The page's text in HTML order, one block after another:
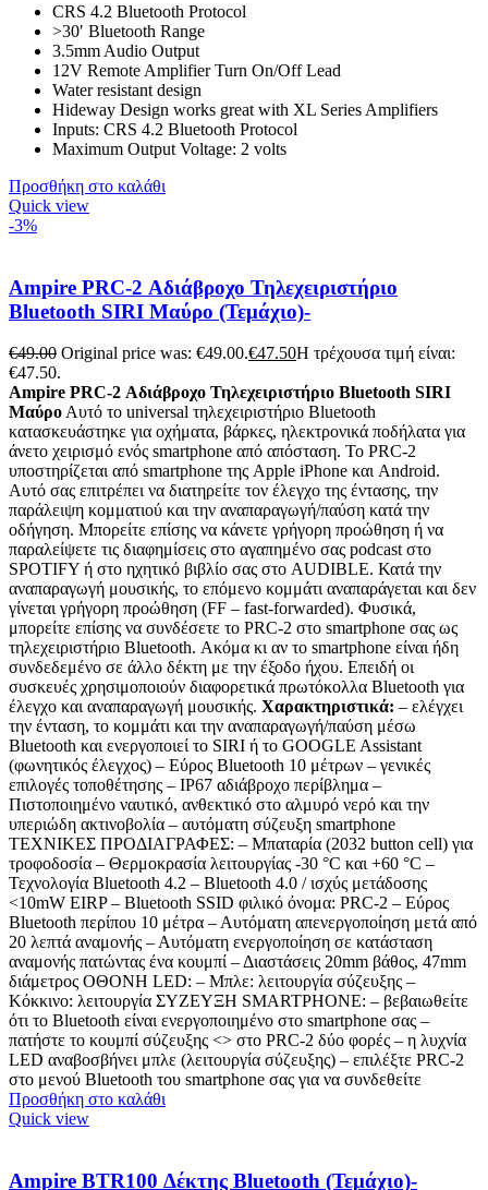
CRS 4.2 Bluetooth Protocol
>30′ Bluetooth Range
3.5mm Audio Output
12V Remote Amplifier Turn On/Off Lead
Water resistant design
Hideway Design works great with XL Series Amplifiers
Inputs: CRS 4.2 Bluetooth Protocol
Maximum Output Voltage: 2 volts
Προσθήκη στο καλάθι
Quick view
-3%
Ampire PRC-2 Αδιάβροχο Τηλεχειριστήριο
Bluetooth SIRI Μαύρο (Τεμάχιο)-
€49.00 Original price was: €49.00.€47.50Η τρέχουσα τιμή είναι:
€47.50.
Ampire PRC-2 Αδιάβροχο Τηλεχειριστήριο Βluetooth SIRI
Μαύρο Αυτό το universal τηλεχειριστήριο Bluetooth
κατασκευάστηκε για οχήματα, βάρκες, ηλεκτρονικά ποδήλατα για
άνετο χειρισμό ενός smartphone από απόσταση. Το PRC-2
υποστηρίζεται από smartphone της Apple iPhone και Android.
Αυτό σας επιτρέπει να διατηρείτε τον έλεγχο της έντασης, την
παράλειψη κομματιού και την αναπαραγωγή/παύση κατά την
οδήγηση. Μπορείτε επίσης να κάνετε γρήγορη προώθηση ή να
παραλείψετε τις διαφημίσεις στο αγαπημένο σας podcast στο
SPOTIFY ή στο ηχητικό βιβλίο σας στο AUDIBLE. Κατά την
αναπαραγωγή μουσικής, το επόμενο κομμάτι αναπαράγεται και δεν
γίνεται γρήγορη προώθηση (FF – fast-forwarded). Φυσικά,
μπορείτε επίσης να συνδέσετε το PRC-2 στο smartphone σας ως
τηλεχειριστήριο Bluetooth. Ακόμα κι αν το smartphone είναι ήδη
συνδεδεμένο σε άλλο δέκτη με την έξοδο ήχου. Επειδή οι
συσκευές χρησιμοποιούν διαφορετικά πρωτόκολλα Bluetooth για
έλεγχο και αναπαραγωγή μουσικής. Χαρακτηριστικά: – ελέγχει
την ένταση, το κομμάτι και την αναπαραγωγή/παύση μέσω
Bluetooth και ενεργοποιεί το SIRI ή το GOOGLE Assistant
(φωνητικός έλεγχος) – Εύρος Bluetooth 10 μέτρων – γενικές
επιλογές τοποθέτησης – IP67 αδιάβροχο περίβλημα –
Πιστοποιημένο ναυτικό, ανθεκτικό στο αλμυρό νερό και την
υπεριώδη ακτινοβολία – αυτόματη σύζευξη smartphone
ΤΕΧΝΙΚΕΣ ΠΡΟΔΙΑΓΡΑΦΕΣ: – Μπαταρία (2032 button cell) για
τροφοδοσία – Θερμοκρασία λειτουργίας -30 °C και +60 °C –
Τεχνολογία Bluetooth 4.2 – Bluetooth 4.0 / ισχύς μετάδοσης
<10mW EIRP – Bluetooth SSID φιλικό όνομα: PRC-2 – Εύρος
Bluetooth περίπου 10 μέτρα – Αυτόματη απενεργοποίηση μετά από
20 λεπτά αναμονής – Αυτόματη ενεργοποίηση σε κατάσταση
αναμονής πατώντας ένα κουμπί – Διαστάσεις 20mm βάθος, 47mm
διάμετρος ΟΘΟΝΗ LED: – Μπλε: λειτουργία σύζευξης –
Κόκκινο: λειτουργία ΣΥΖΕΥΞΗ SMARTPHONE: – βεβαιωθείτε
ότι το Bluetooth είναι ενεργοποιημένο στο smartphone σας –
πατήστε το κουμπί σύζευξης <> στο PRC-2 δύο φορές – η λυχνία
LED αναβοσβήνει μπλε (λειτουργία σύζευξης) – επιλέξτε PRC-2
στο μενού Bluetooth του smartphone σας για να συνδεθείτε
Προσθήκη στο καλάθι
Quick view
Ampire BTR100 Δέκτης Bluetooth (Τεμάχιο)-